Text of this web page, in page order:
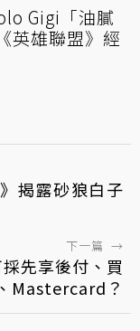
Gigi「油膩
英雄聯盟》經
揭露砂狼白子
下一篇 →
先享後付、買
Mastercard？